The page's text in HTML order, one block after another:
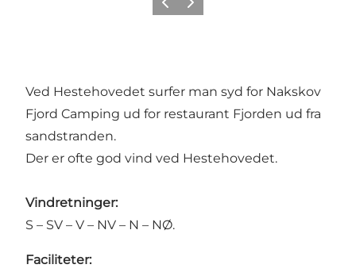
ForrigeNæste
Ved Hestehovedet surfer man syd for Nakskov
Fjord Camping ud for restaurant Fjorden ud fra
sandstranden.
Der er ofte god vind ved Hestehovedet.
Vindretninger:
S – SV – V – NV – N – NØ.
Faciliteter: